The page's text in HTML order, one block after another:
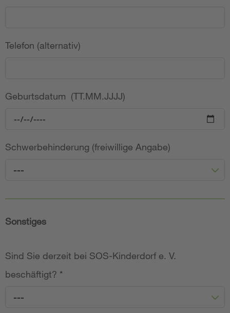
Telefon (alternativ)
Geburtsdatum (TT.MM.JJJJ)
Schwerbehinderung (freiwillige Angabe)
---
Sonstiges
Sind Sie derzeit bei SOS-Kinderdorf e. V.
beschäftigt? *
---